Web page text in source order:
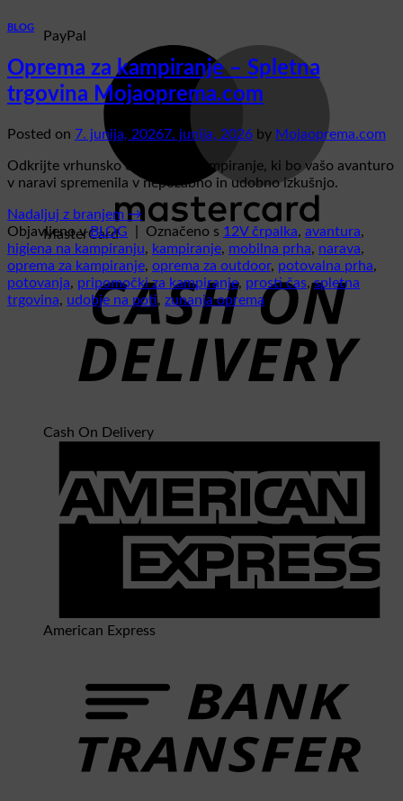
PayPal
MasterCard
Cash On Delivery
American Express
BLOG
Oprema za kampiranje – Spletna
trgovina Mojaoprema.com
Posted on 7. junija, 20267. junija, 2026 by Mojaoprema.com
Odkrijte vrhunsko opremo za kampiranje, ki bo vašo avanturo
v naravi spremenila v nepozabno in udobno izkušnjo.
Nadaljuj z branjem →
Objavljeno vBLOG Označeno s 12V črpalka, avantura,
higiena na kampiranju, kampiranje, mobilna prha, narava,
oprema za kampiranje, oprema za outdoor, potovalna prha,
potovanja, pripomočki za kampiranje, prosti čas,spletna
trgovina, udobje na poti, zunanja oprema